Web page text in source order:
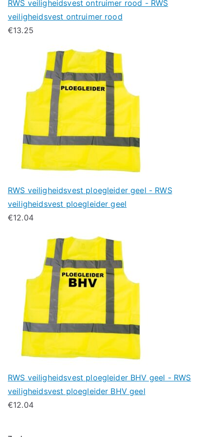
RWS veiligheidsvest ontruimer rood - RWS
veiligheidsvest ontruimer rood
€13.25
RWS veiligheidsvest ploegleider geel - RWS
veiligheidsvest ploegleider geel
€12.04
RWS veiligheidsvest ploegleider BHV geel - RWS
veiligheidsvest ploegleider BHV geel
€12.04